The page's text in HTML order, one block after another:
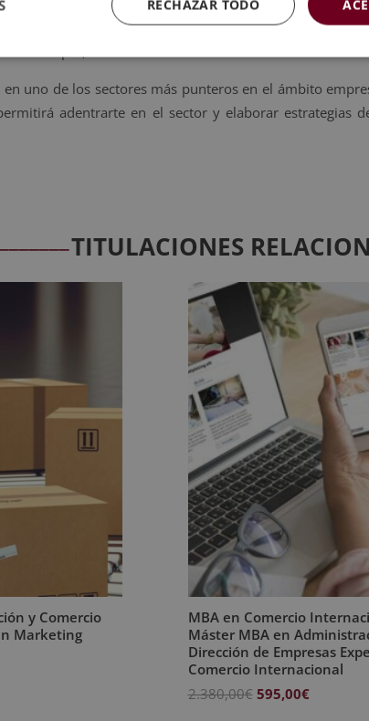
correspondientes podrán adquirir los conocimientos
del consumidor, podrán diseñar
de compra, entre otros.
uno de los sectores más punteros en el ámbito
adentrarte en el sector y elaborar estrategias
TITULACIONES
y Comercio
Marketing
MBA en Comercio
Máster MBA en
Dirección de Empresas
Comercio Internacional
2.380,00€ El
595,00€El
RECHAZAR TODO